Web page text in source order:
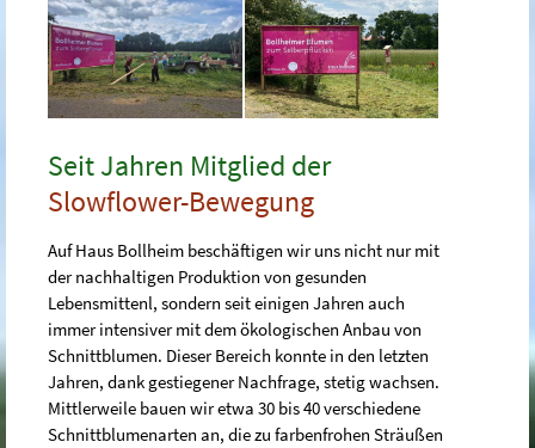
Seit Jahren Mitglied der
Slowflower-Bewegung
Auf Haus Bollheim beschäftigen wir uns nicht nur mit
der nachhaltigen Produktion von gesunden
Lebensmittenl, sondern seit einigen Jahren auch
immer intensiver mit dem ökologischen Anbau von
Schnittblumen. Dieser Bereich konnte in den letzten
Jahren, dank gestiegener Nachfrage, stetig wachsen.
Mittlerweile bauen wir etwa 30 bis 40 verschiedene
Schnittblumenarten an, die zu farbenfrohen Sträußen